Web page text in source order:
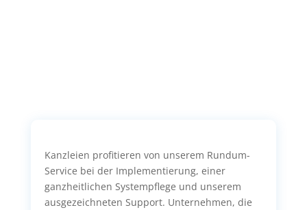
Kanzleien profitieren von unserem Rundum-
Service bei der Implementierung, einer
ganzheitlichen Systempflege und unserem
ausgezeichneten Support. Unternehmen, die